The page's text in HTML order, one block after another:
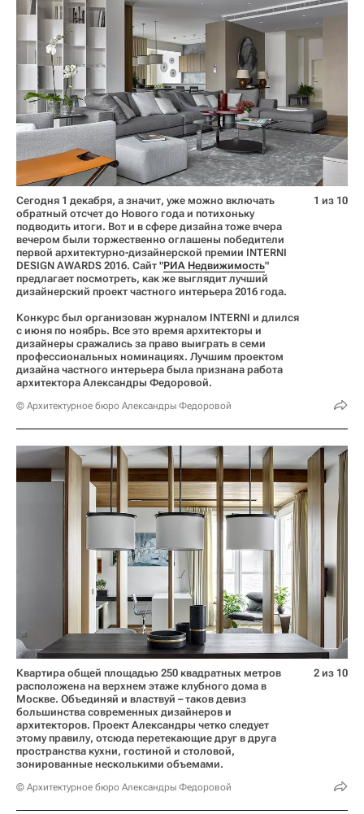
Сегодня 1 декабря, а значит, уже можно включать
обратный отсчет до Нового года и потихоньку
подводить итоги. Вот и в сфере дизайна тоже вчера
вечером были торжественно оглашены победители
первой архитектурно-дизайнерской премии INTERNI
DESIGN AWARDS 2016. Сайт "РИА Недвижимость"
предлагает посмотреть, как же выглядит лучший
дизайнерский проект частного интерьера 2016 года.
Конкурс был организован журналом INTERNI и длился
с июня по ноябрь. Все это время архитекторы и
дизайнеры сражались за право выиграть в семи
профессиональных номинациях. Лучшим проектом
дизайна частного интерьера была признана работа
архитектора Александры Федоровой.
© Архитектурное бюро Александры Федоровой
1 из 10
Квартира общей площадью 250 квадратных метров
расположена на верхнем этаже клубного дома в
Москве. Объединяй и властвуй – таков девиз
большинства современных дизайнеров и
архитекторов. Проект Александры четко следует
этому правилу, отсюда перетекающие друг в друга
пространства кухни, гостиной и столовой,
зонированные несколькими объемами.
© Архитектурное бюро Александры Федоровой
2 из 10